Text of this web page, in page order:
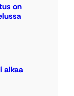
on
alkaa